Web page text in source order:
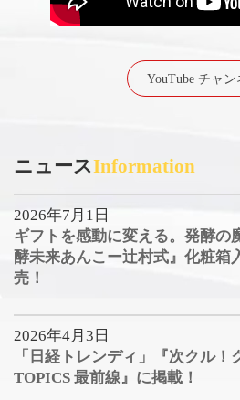
YouTube チャン
ニュースInformation
2026年7月1日
ギフトを感動に変える。発酵の
酵未来あんこー辻村式』化粧箱
売！
2026年4月3日
「日経トレンディ」『次クル！
TOPICS 最前線』に掲載！